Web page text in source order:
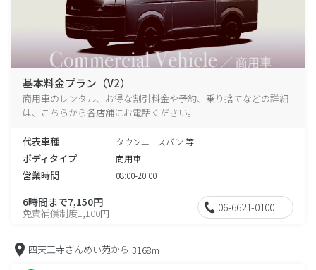
基本料金プラン（V2）
商用車のレンタル、お得な割引料金や予約、乗り捨てなどの詳細
は、こちらから各店舗にお電話ください。
代表車種 タウンエースバン 等
ボディタイプ 商用車
営業時間 08:00-20:00
6時間まで7,150円
免責補償制度1,100円 06-6621-0100
四天王寺さんめい苑から 3168m